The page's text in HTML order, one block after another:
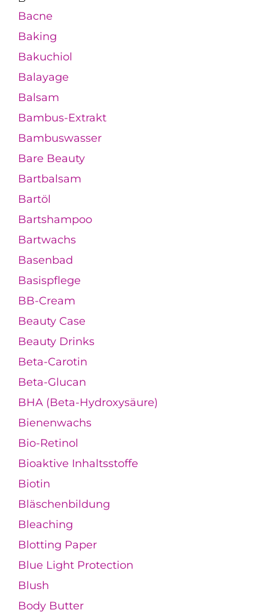
Bacne
Baking
Bakuchiol
Balayage
Balsam
Bambus-Extrakt
Bambuswasser
Bare Beauty
Bartbalsam
Bartöl
Bartshampoo
Bartwachs
Basenbad
Basispflege
BB-Cream
Beauty Case
Beauty Drinks
Beta-Carotin
Beta-Glucan
BHA (Beta-Hydroxysäure)
Bienenwachs
Bio-Retinol
Bioaktive Inhaltsstoffe
Biotin
Bläschenbildung
Bleaching
Blotting Paper
Blue Light Protection
Blush
Body Butter